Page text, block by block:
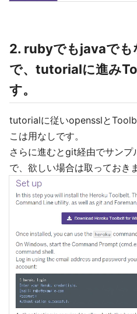
2. rubyでもjavaでも
で、tutorialに進み
す。
tutorialに従いopensslと
こは用なしです。
さらに進むとgit経由でサンプ
で、欲しい場合は取っておき